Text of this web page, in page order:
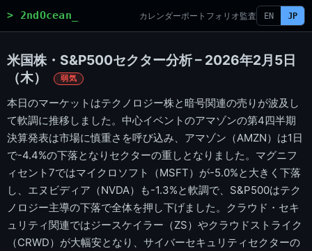
> 2ndOcean_ カレンダーポートフォリオ監査 EN JP
米国株・S&P500セクター分析 – 2026年2月5日
（木）
弱気
本日のマーケットはテクノロジー株と暗号関連の売りが波及し
て軟調に推移しました。中心イベントのアマゾンの第4四半期
決算発表は市場に慎重さを呼び込み、アマゾン（AMZN）は1日
で-4.4%の下落となりセクターの重しとなりました。マグニフ
ィセント7ではマイクロソフト（MSFT）が-5.0%と大きく下落
し、エヌビディア（NVDA）も-1.3%と軟調で、S&P500はテク
ノロジー主導の下落で全体を押し下げました。クラウド・セキ
ュリティ関連ではジースケイラー（ZS）やクラウドストライク
（CRWD）が大幅安となり、サイバーセキュリティセクターの